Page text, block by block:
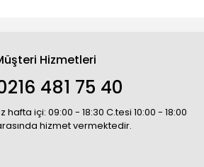
Hizmetleri
481 75 40
içi: 09:00 - 18:30 C.tesi 10:00 - 18:00
hizmet vermektedir.